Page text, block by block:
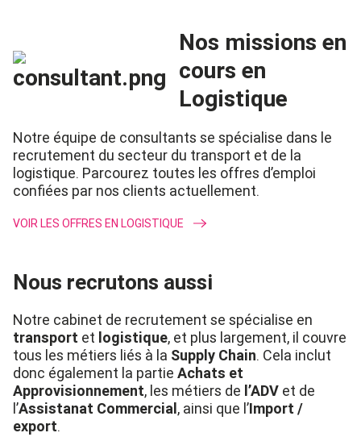
Nos missions en
cours en
Logistique
Notre équipe de consultants se spécialise dans le
recrutement du secteur du transport et de la
logistique. Parcourez toutes les offres d’emploi
confiées par nos clients actuellement.
VOIR LES OFFRES EN LOGISTIQUE
Nous recrutons aussi
Notre cabinet de recrutement se spécialise en
transport et logistique, et plus largement, il couvre
tous les métiers liés à la Supply Chain. Cela inclut
donc également la partie Achats et
Approvisionnement, les métiers de l’ADV et de
l’Assistanat Commercial, ainsi que l’Import /
export.